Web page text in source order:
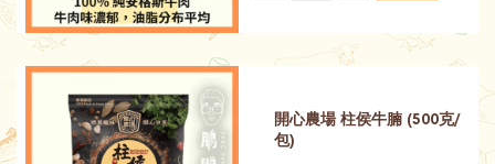
開心農場 柱侯牛腩 (500克/
包)